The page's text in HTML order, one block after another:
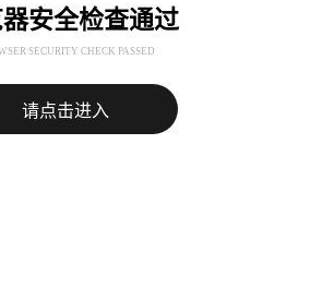
安全检查通过
SECURITY CHECK PASSED
请点击进入